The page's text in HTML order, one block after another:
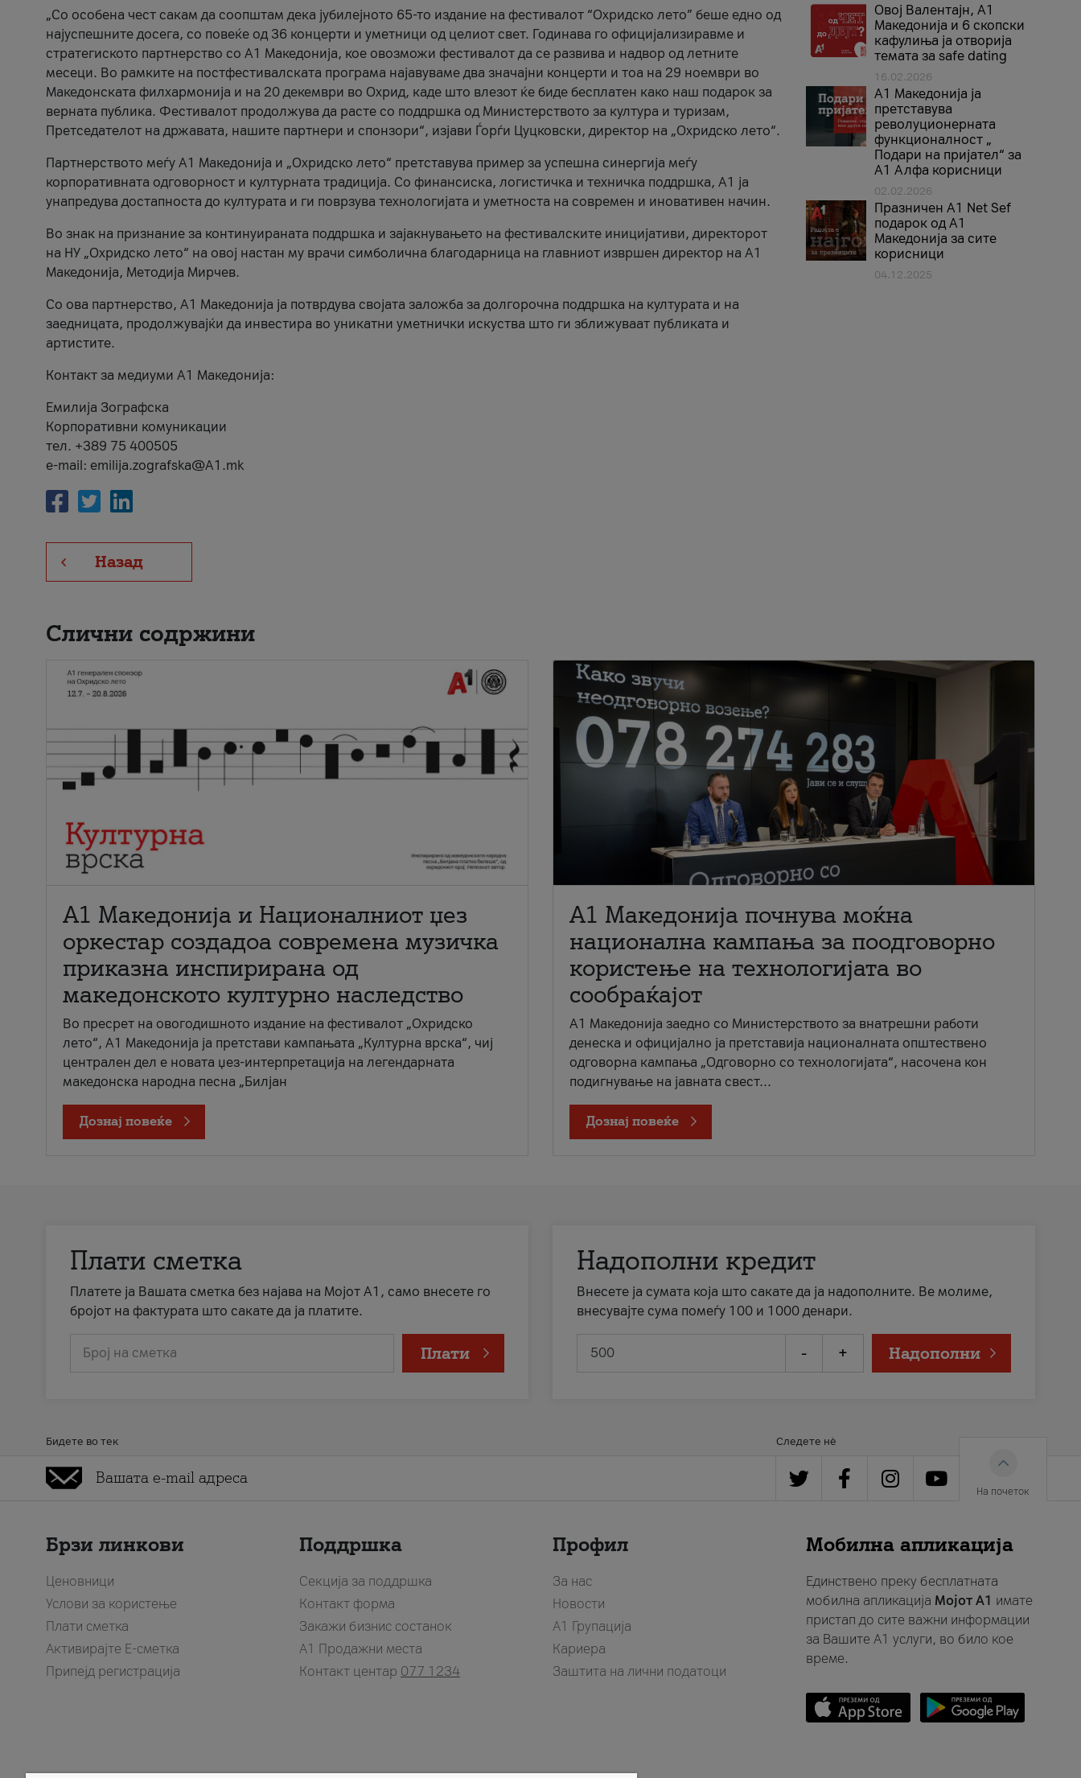
„Со особена чест сакам да соопштам дека јубилејното 65-то издание на фестивалот “Охридско лето” беше едно од
најуспешните досега, со повеќе од 36 концерти и уметници од целиот свет. Годинава го официјализиравме и
стратегиското партнерство со А1 Македонија, кое овозможи фестивалот да се развива и надвор од летните
месеци. Во рамките на постфестивалската програма најавуваме два значајни концерти и тоа на 29 ноември во
Македонската филхармонија и на 20 декември во Охрид, каде што влезот ќе биде бесплатен како наш подарок за
верната публика. Фестивалот продолжува да расте со поддршка од Министерството за култура и туризам,
Претседателот на државата, нашите партнери и спонзори“, изјави Ѓорѓи Цуцковски, директор на „Охридско лето“.
Партнерството меѓу A1 Македонија и „Охридско лето“ претставува пример за успешна синергија меѓу
корпоративната одговорност и културната традиција. Со финансиска, логистичка и техничка поддршка, A1 ја
унапредува достапноста до културата и ги поврзува технологијата и уметноста на современ и иновативен начин.
Во знак на признание за континуираната поддршка и зајакнувањето на фестивалските иницијативи, директорот
на НУ „Охридско лето“ на овој настан му врачи симболична благодарница на главниот извршен директор на A1
Македонија, Методија Мирчев.
Со ова партнерство, A1 Македонија ја потврдува својата заложба за долгорочна поддршка на културата и на
заедницата, продолжувајќи да инвестира во уникатни уметнички искуства што ги зближуваат публиката и
артистите.
Контакт за медиуми А1 Македонија:
Емилија Зографска
Корпоративни комуникации
тел. +389 75 400505
e-mail: emilija.zografska@A1.mk
Назад
Овој Валентајн, A1
Македонија и 6 скопски
кафулиња ја отворија
темата за safe dating
16.02.2026
А1 Македонија ја
претставува
револуционерната
функционалност „
Подари на пријател“ за
А1 Алфа корисници
02.02.2026
Празничен A1 Net Sеf
подарок од А1
Македонија за сите
корисници
04.12.2025
Слични содржини
А1 Македонија и Националниот џез
оркестар создадоа современа музичка
приказна инспирирана од
македонското културно наследство
Во пресрет на овогодишното издание на фестивалот „Охридско
лето“, А1 Македонија ја претстави кампањата „Културна врска“, чиј
централен дел е новата џез-интерпретација на легендарната
македонска народна песна „Билјан
Дознај повеќе
A1 Македонија почнува моќна
национална кампања за поодговорно
користење на технологијата во
сообраќајот
A1 Македонија заедно со Министерството за внатрешни работи
денеска и официјално ја претставија националната општествено
одговорна кампања „Одговорно со технологијата“, насочена кон
подигнување на јавната свест...
Дознај повеќе
Плати сметка
Платете ја Вашата сметка без најава на Мојот А1, само внесете го
бројот на фактурата што сакате да ја платите.
Број на сметка Плати
Надополни кредит
Внесете ја сумата која што сакате да ја надополните. Ве молиме,
внесувајте сума помеѓу 100 и 1000 денари.
- + Надополни
Бидете во тек Следете нè
На почеток
Брзи линкови
Ценовници
Услови за користење
Плати сметка
Активирајте Е-сметка
Припејд регистрација
Поддршка
Секција за поддршка
Контакт форма
Закажи бизнис состанок
A1 Продажни места
Контакт центар 077 1234
Профил
За нас
Новости
А1 Групација
Кариера
Заштита на лични податоци
Мобилна апликација
Единствено преку бесплатната
мобилна апликација Мојот A1 имате
пристап до сите важни информации
за Вашите A1 услуги, во било кое
време.